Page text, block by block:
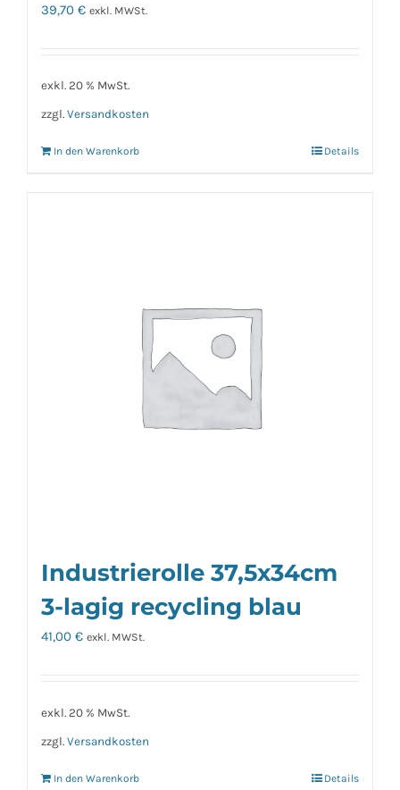
39,70 € exkl. MWSt.
exkl. 20 % MwSt.
zzgl. Versandkosten
In den Warenkorb Details
Industrierolle 37,5x34cm
3-lagig recycling blau
41,00 € exkl. MWSt.
exkl. 20 % MwSt.
zzgl. Versandkosten
In den Warenkorb Details